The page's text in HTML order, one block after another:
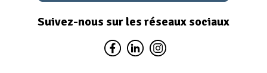
Suivez-nous sur les réseaux sociaux